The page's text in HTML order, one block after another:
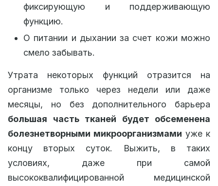
фиксирующую и поддерживающую
функцию.
О питании и дыхании за счет кожи можно
смело забывать.
Утрата некоторых функций отразится на
организме только через недели или даже
месяцы, но без дополнительного барьера
большая часть тканей будет обсеменена
болезнетворными микроорганизмами уже к
концу вторых суток. Выжить, в таких
условиях, даже при самой
высококвалифицированной медицинской